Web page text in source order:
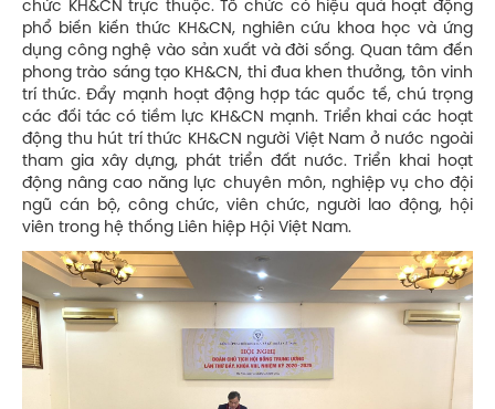
chức KH&CN trực thuộc. Tổ chức có hiệu quả hoạt động
phổ biến kiến thức KH&CN, nghiên cứu khoa học và ứng
dụng công nghệ vào sản xuất và đời sống. Quan tâm đến
phong trào sáng tạo KH&CN, thi đua khen thưởng, tôn vinh
trí thức. Đẩy mạnh hoạt động hợp tác quốc tế, chú trọng
các đối tác có tiềm lực KH&CN mạnh. Triển khai các hoạt
động thu hút trí thức KH&CN người Việt Nam ở nước ngoài
tham gia xây dựng, phát triển đất nước. Triển khai hoạt
động nâng cao năng lực chuyên môn, nghiệp vụ cho đội
ngũ cán bộ, công chức, viên chức, người lao động, hội
viên trong hệ thống Liên hiệp Hội Việt Nam.